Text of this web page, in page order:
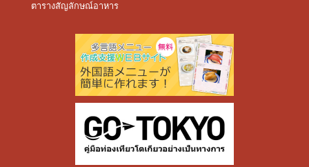
ตารางสัญลักษณ์อาหาร